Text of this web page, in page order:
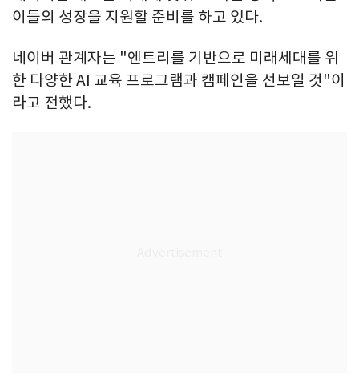
이들의 성장을 지원할 준비를 하고 있다.
네이버 관계자는 "엔트리를 기반으로 미래세대를 위
한 다양한 AI 교육 프로그램과 캠페인을 선보일 것"이
라고 전했다.